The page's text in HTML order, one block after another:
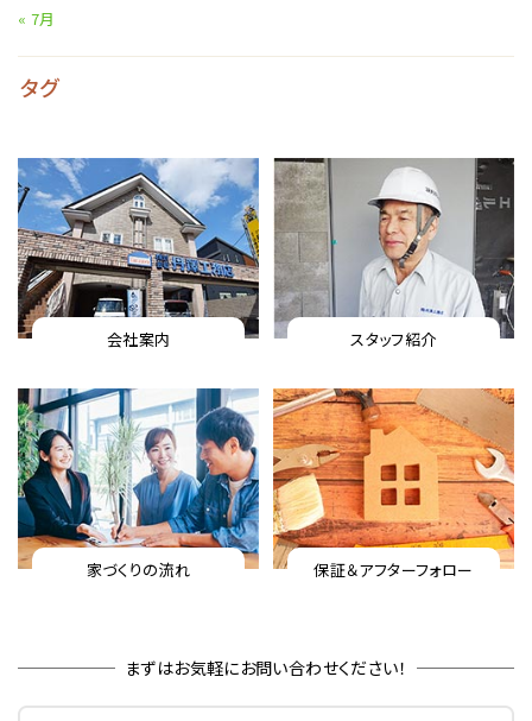
« 7月
タグ
会社案内 スタッフ紹介
家づくりの流れ 保証＆アフターフォロー
まずはお気軽にお問い合わせください！